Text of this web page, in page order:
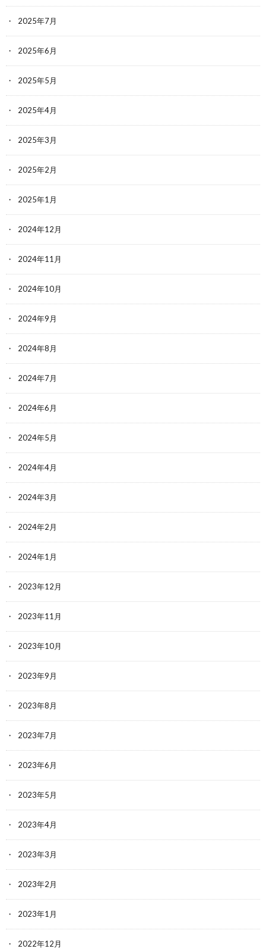
2025年7月
2025年6月
2025年5月
2025年4月
2025年3月
2025年2月
2025年1月
2024年12月
2024年11月
2024年10月
2024年9月
2024年8月
2024年7月
2024年6月
2024年5月
2024年4月
2024年3月
2024年2月
2024年1月
2023年12月
2023年11月
2023年10月
2023年9月
2023年8月
2023年7月
2023年6月
2023年5月
2023年4月
2023年3月
2023年2月
2023年1月
2022年12月